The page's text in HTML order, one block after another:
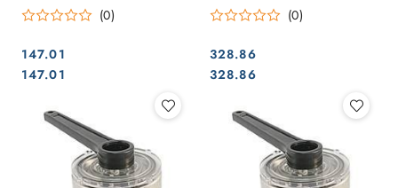
(0)
Cena:
147.01
Cena:
147.01
(0)
Cena:
328.86
Cena:
328.86